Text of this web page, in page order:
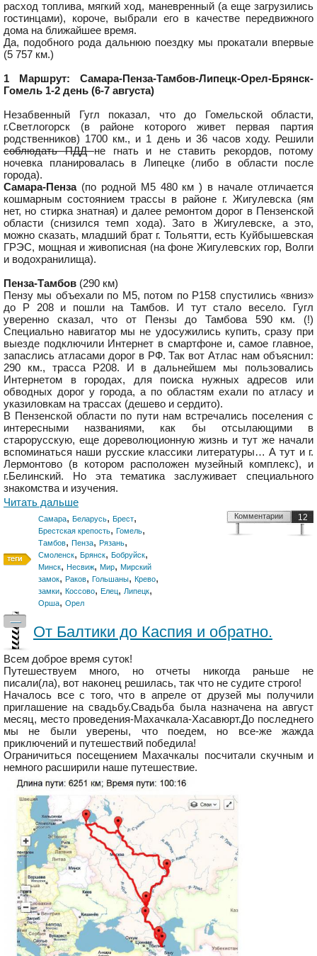
расход топлива, мягкий ход, маневренный (а еще загрузились
гостинцами), короче, выбрали его в качестве передвижного
дома на ближайшее время.
Да, подобного рода дальнюю поездку мы прокатали впервые
(5 757 км.)
1 Маршрут: Самара-Пенза-Тамбов-Липецк-Орел-Брянск-
Гомель 1-2 день (6-7 августа)
Незабвенный Гугл показал, что до Гомельской области,
г.Светлогорск (в районе которого живет первая партия
родственников) 1700 км., и 1 день и 36 часов ходу. Решили
соблюдать ПДДне гнать и не ставить рекордов, потому
ночевка планировалась в Липецке (либо в области после
города).
Самара-Пенза (по родной М5 480 км ) в начале отличается
кошмарным состоянием трассы в районе г. Жигулевска (ям
нет, но стирка знатная) и далее ремонтом дорог в Пензенской
области (снизился темп хода). Зато в Жигулевске, а это,
можно сказать, младший брат г. Тольятти, есть Куйбышевская
ГРЭС, мощная и живописная (на фоне Жигулевских гор, Волги
и водохранилища).
Пенза-Тамбов (290 км)
Пензу мы объехали по М5, потом по Р158 спустились «вниз»
до Р 208 и пошли на Тамбов. И тут стало весело. Гугл
уверенно сказал, что от Пензы до Тамбова 590 км. (!)
Специально навигатор мы не удосужились купить, сразу при
выезде подключили Интернет в смартфоне и, самое главное,
запаслись атласами дорог в РФ. Так вот Атлас нам объяснил:
290 км., трасса Р208. И в дальнейшем мы пользовались
Интернетом в городах, для поиска нужных адресов или
обводных дорог у города, а по областям ехали по атласу и
указиловкам на трассах (дешево и сердито).
В Пензенской области по пути нам встречались поселения с
интересными названиями, как бы отсылающими в
старорусскую, еще дореволюционную жизнь и тут же начали
вспоминаться наши русские классики литературы… А тут и г.
Лермонтово (в котором расположен музейный комплекс), и
г.Белинский. Но эта тематика заслуживает специального
знакомства и изучения.
Читать дальше
Самара, Беларусь, Брест,
Брестская крепость, Гомель,
Тамбов, Пенза, Рязань,
Смоленск, Брянск, Бобруйск,
Минск, Несвиж, Мир, Мирский
замок, Раков, Гольшаны, Крево,
замки, Коссово, Елец, Липецк,
Орша, Орел
12
Комментарии
—
От Балтики до Каспия и обратно.
Всем доброе время суток!
Путешествуем много, но отчеты никогда раньше не
писали(ла), вот наконец решилась, так что не судите строго!
Началось все с того, что в апреле от друзей мы получили
приглашение на свадьбу.Свадьба была назначена на август
месяц, место проведения-Махачкала-Хасавюрт.До последнего
мы не были уверены, что поедем, но все-же жажда
приключений и путешествий победила!
Ограничиться посещением Махачкалы посчитали скучным и
немного расширили наше путешествие.